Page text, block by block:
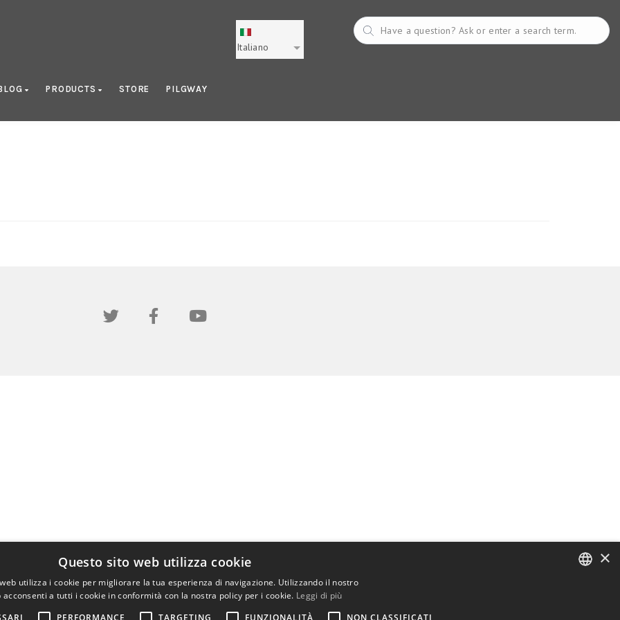
Italiano
PRODUCTS STORE PILGWAY
×
Questo sito web utilizza cookie
utilizza i cookie per migliorare la tua esperienza di navigazione. Utilizzando il nostro
acconsenti a tutti i cookie in conformità con la nostra policy per i cookie. Leggi di più
PERFORMANCE TARGETING FUNZIONALITÀ NON CLASSIFICATI